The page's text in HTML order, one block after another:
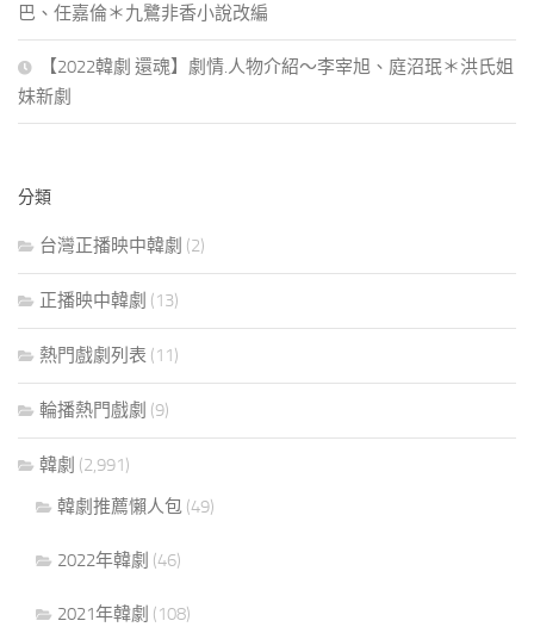
巴、任嘉倫＊九鷺非香小說改編
【2022韓劇 還魂】劇情.人物介紹～李宰旭、庭沼珉＊洪氏姐
妹新劇
分類
台灣正播映中韓劇 (2)
正播映中韓劇 (13)
熱門戲劇列表 (11)
輪播熱門戲劇 (9)
韓劇 (2,991)
韓劇推薦懶人包 (49)
2022年韓劇 (46)
2021年韓劇 (108)